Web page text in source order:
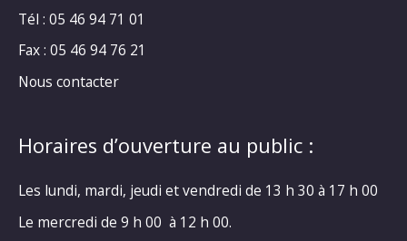
Tél : 05 46 94 71 01
Fax : 05 46 94 76 21
Nous contacter
Horaires d’ouverture au public :
Les lundi, mardi, jeudi et vendredi de 13 h 30 à 17 h 00
Le mercredi de 9 h 00 à 12 h 00.